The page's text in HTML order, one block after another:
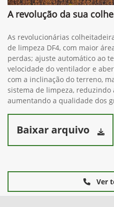
A revolução da sua
As revolucionárias
de limpeza DF4, com maior
perdas; ajuste automático ao
velocidade do ventilador e
com a inclinação do terreno,
sistema de limpeza, reduzindo
aumentando a qualidade dos
Baixar arquivo
Ver